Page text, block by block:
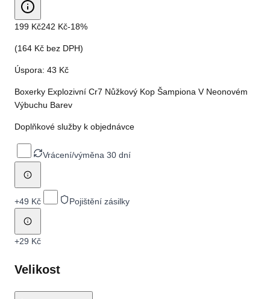
199 Kč242 Kč-18%
(164 Kč bez DPH)
Úspora: 43 Kč
Boxerky Explozivní Cr7 Nůžkový Kop Šampiona V Neonovém
Výbuchu Barev
Doplňkové služby k objednávce
Vrácení/výměna 30 dní
+49 Kč Pojištění zásilky
+29 Kč
Velikost